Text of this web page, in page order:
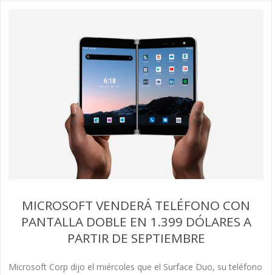
MICROSOFT VENDERÁ TELÉFONO CON
PANTALLA DOBLE EN 1.399 DÓLARES A
PARTIR DE SEPTIEMBRE
Microsoft Corp dijo el miércoles que el Surface Duo, su teléfono